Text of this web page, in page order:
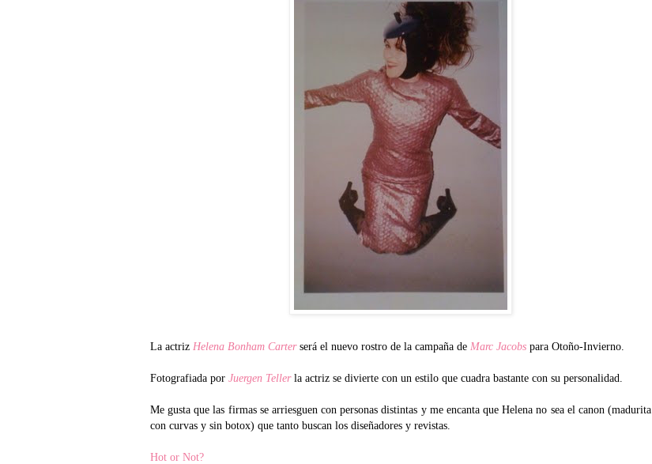
La actriz Helena Bonham Carterserá el nuevo rostro de la campaña de Marc Jacobs para Otoño-Invierno.
Fotografiada por Juergen Tellerla actriz se divierte con un estilo que cuadra bastante con su personalidad.
Me gusta que las firmas se arriesguen con personas distintas y me encanta que Helena no sea el canon (madurita
con curvas y sin botox) que tanto buscan los diseñadores y revistas.
Hot or Not?